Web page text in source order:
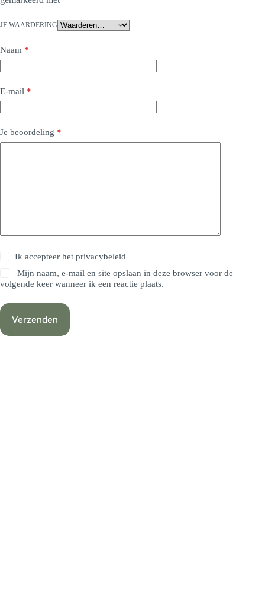
JE WAARDERING
Naam *
E-mail *
Je beoordeling *
Ik accepteer hetprivacybeleid
Mijn naam, e-mail en site opslaan in deze browser voor de
volgende keer wanneer ik een reactie plaats.
Verzenden